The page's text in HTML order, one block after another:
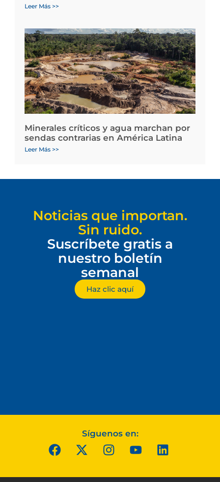
Leer Más >>
Minerales críticos y agua marchan por
sendas contrarias en América Latina
Leer Más >>
Noticias que importan.
Sin ruido.
Suscríbete gratis a
nuestro boletín
semanal
Haz clic aquí
Síguenos en: